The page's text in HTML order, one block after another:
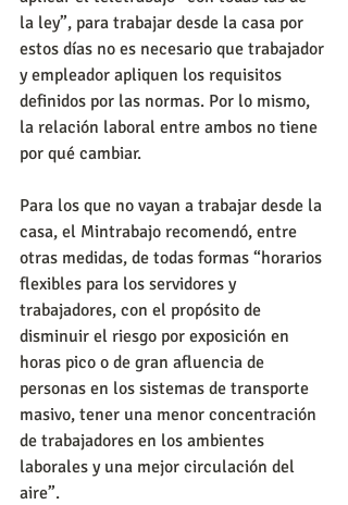
la ley”, para trabajar desde la casa por
estos días no es necesario que trabajador
y empleador apliquen los requisitos
definidos por las normas. Por lo mismo,
la relación laboral entre ambos no tiene
por qué cambiar.
Para los que no vayan a trabajar desde la
casa, el Mintrabajo recomendó, entre
otras medidas, de todas formas “horarios
flexibles para los servidores y
trabajadores, con el propósito de
disminuir el riesgo por exposición en
horas pico o de gran afluencia de
personas en los sistemas de transporte
masivo, tener una menor concentración
de trabajadores en los ambientes
laborales y una mejor circulación del
aire”.